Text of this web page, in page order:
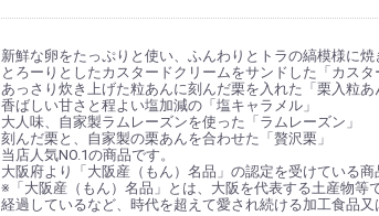
新鮮な卵をたっぷりと使い、ふんわりとトラの縞模様に焼
とろーりとしたカスタードクリームをサンドした「カスタ
あっさり炊き上げた粒あんに刻んだ栗を入れた「栗入粒あ
香ばしい甘さと程よい塩加減の「塩キャラメル」
大人味、自家製ラムレーズンを使った「ラムレーズン」
刻んだ栗と、自家製の栗あんを合わせた「贅沢栗」
当店人気NO.1の商品です。
大阪府より「大阪産（もん）名品」の認定を受けている商
※「大阪産（もん）名品」とは、大阪を代表する土産物等
経過しているなど、時代を超えて愛され続ける加工食品又